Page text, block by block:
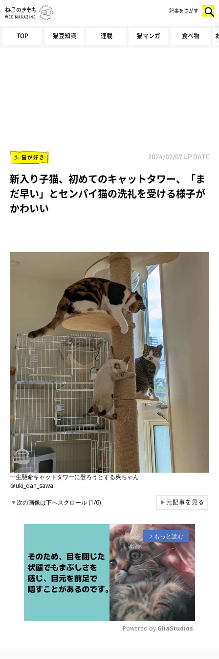
TOP 猫豆知識 連載 猫マンガ 食べ物
記事をさがす
猫が好き 2024/02/07 UP DATE
新入り子猫、初めてのキャットタワー、「ま
だ早い」とセンパイ猫の洗礼を受ける様子が
かわいい
一生懸命キャットタワーに登ろうとする爽ちゃん
＠uki_dan_sawa
▼次の画像は下へスクロール (1/6) ▶元記事を見る
arrow_forward_ios もっと読む
Powered by GliaStudios